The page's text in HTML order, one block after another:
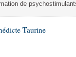
de
Taurine